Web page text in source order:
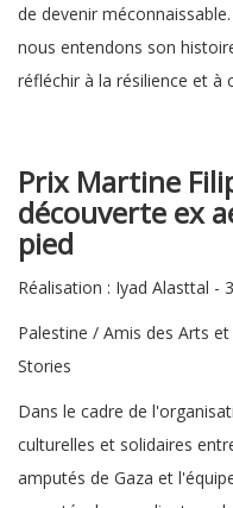
de devenir
nous entendons son
réfléchir à la résilience et à
Prix Martine
découverte ex
pied
Réalisation : Iyad Alasttal -
Palestine / Amis des Arts
Stories
Dans le cadre de
culturelles et solidaires
amputés de Gaza et